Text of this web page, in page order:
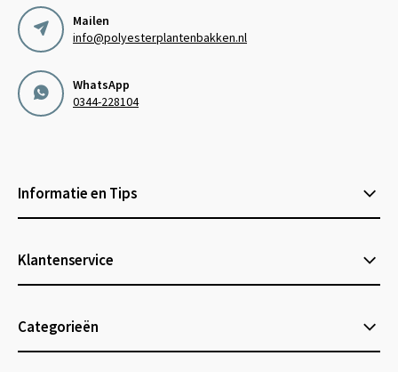
Mailen
info@polyesterplantenbakken.nl
WhatsApp
0344-228104
Informatie en Tips
Klantenservice
Categorieën